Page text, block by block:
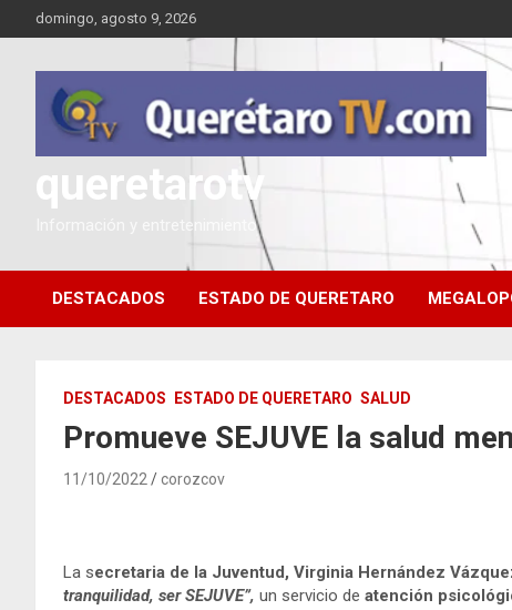
al
domingo, agosto 9, 2026
queretarotv
Información y entretenimiento
DESTACADOS ESTADO DE QUERETARO
DESTACADOS ESTADO DE QUERETARO SALUD
Promueve SEJUVE la salud
11/10/2022 corozcov
La secretaria de la Juventud, Virginia Hernández
tranquilidad, ser SEJUVE”, un servicio de atención